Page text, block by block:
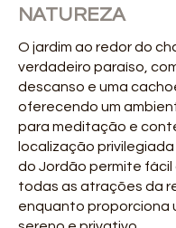
NATUREZA
O jardim ao redor do
verdadeiro paraíso,
descanso e uma
oferecendo um
para meditação e
localização
do Jordão permite fácil
todas as atrações da
enquanto proporciona